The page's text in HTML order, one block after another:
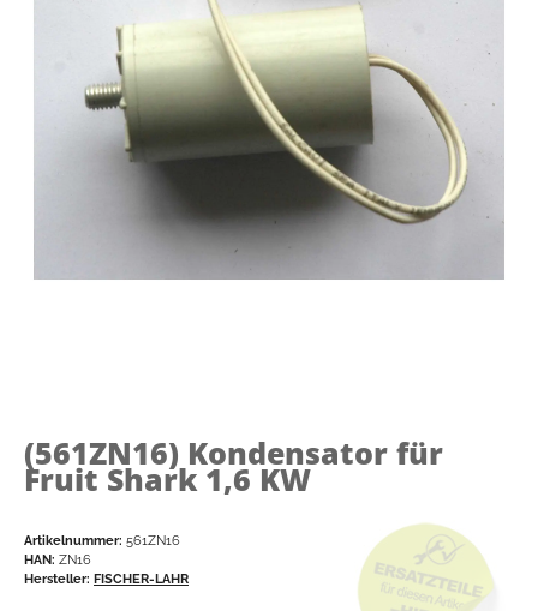
(561ZN16) Kondensator für
Fruit Shark 1,6 KW
Artikelnummer: 561ZN16
HAN: ZN16
Hersteller: FISCHER-LAHR